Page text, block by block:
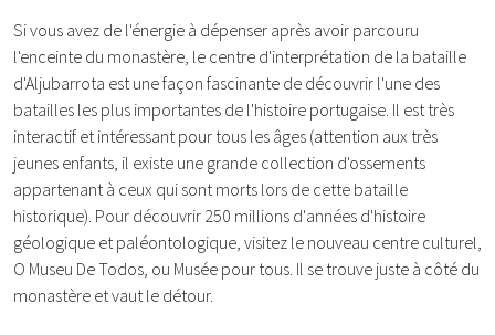
Si vous avez de l'énergie à dépenser après avoir parcouru
l'enceinte du monastère, le centre d'interprétation de la bataille
d'Aljubarrota est une façon fascinante de découvrir l'une des
batailles les plus importantes de l'histoire portugaise. Il est très
interactif et intéressant pour tous les âges (attention aux très
jeunes enfants, il existe une grande collection d'ossements
appartenant à ceux qui sont morts lors de cette bataille
historique). Pour découvrir 250 millions d'années d'histoire
géologique et paléontologique, visitez le nouveau centre culturel,
O Museu De Todos, ou Musée pour tous. Il se trouve juste à côté du
monastère et vaut le détour.